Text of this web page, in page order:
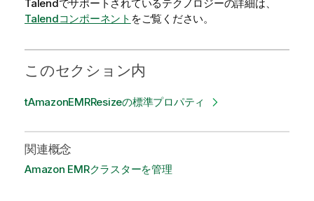
Talendでサポートされているテクノロジーの詳細は、
Talendコンポーネント をご覧ください。
このセクション内
tAmazonEMRResizeの標準プロパティ
関連概念
Amazon EMRクラスターを管理